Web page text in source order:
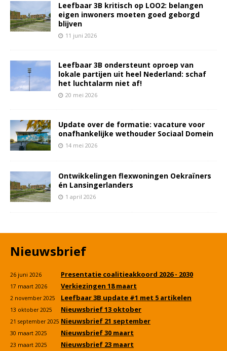
Leefbaar 3B kritisch op LOO2: belangen
eigen inwoners moeten goed geborgd
blijven
11 juni 2026
Leefbaar 3B ondersteunt oproep van
lokale partijen uit heel Nederland: schaf
het luchtalarm niet af!
20 mei 2026
Update over de formatie: vacature voor
onafhankelijke wethouder Sociaal Domein
14 mei 2026
Ontwikkelingen flexwoningen Oekraïners
én Lansingerlanders
1 april 2026
Nieuwsbrief
26 juni 2026 Presentatie coalitieakkoord 2026 - 2030
17 maart 2026 Verkiezingen 18 maart
2 november 2025 Leefbaar 3B update #1 met 5 artikelen
13 oktober 2025 Nieuwsbrief 13 oktober
21 september 2025 Nieuwsbrief 21 september
30 maart 2025 Nieuwsbrief 30 maart
23 maart 2025 Nieuwsbrief 23 maart